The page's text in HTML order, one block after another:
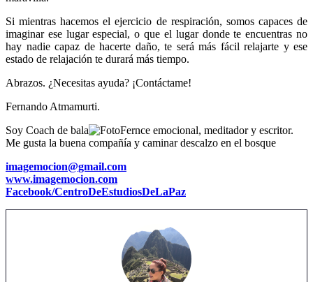
Si mientras hacemos el ejercicio de respiración, somos capaces de
imaginar ese lugar especial, o que el lugar donde te encuentras no
hay nadie capaz de hacerte daño, te será más fácil relajarte y ese
estado de relajación te durará más tiempo.
Abrazos. ¿Necesitas ayuda? ¡Contáctame!
Fernando Atmamurti.
Soy Coach de bala
nce emocional, meditador y escritor.
Me gusta la buena compañía y caminar descalzo en el bosque
imagemocion@gmail.com
www.imagemocion.com
Facebook/CentroDeEstudiosDeLaPaz